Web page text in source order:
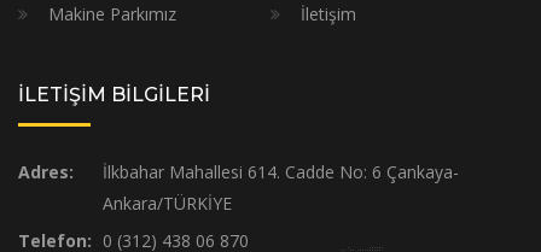
Makine Parkımız
İletişim
İLETİŞİM BİLGİLERİ
Adres:
İlkbahar Mahallesi 614. Cadde No: 6 Çankaya-
Ankara/TÜRKİYE
Telefon: 0 (312) 438 06 870